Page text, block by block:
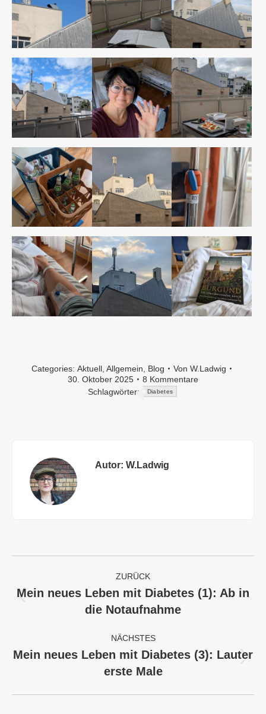
Categories: Aktuell, Allgemein Blog Von W.Ladwig
30. Oktober 2025
8 Kommentare
Schlagwörter:
Diabetes
Autor: W.Ladwig
Kommentarnavigation
ZURÜCK
Vorheriger
Beitrag:
Mein neues Leben mit Diabetes (1): Ab in
die Notaufnahme
NÄCHSTES
Nächster
Beitrag:
Mein neues Leben mit Diabetes (3): Lauter
erste Male